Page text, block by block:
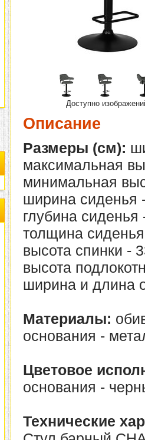
Доступно
Описание
Размеры (см):
максимальная
минимальная
ширина сиденья
глубина сиденья
толщина
высота спинки -
высота
ширина и длина
Материалы:
основания -
Цветовое
основания -
Технические